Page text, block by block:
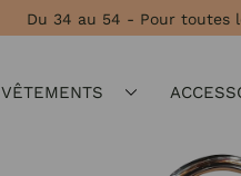
Du 34 au 54 - Pour toutes
VÊTEMENTS